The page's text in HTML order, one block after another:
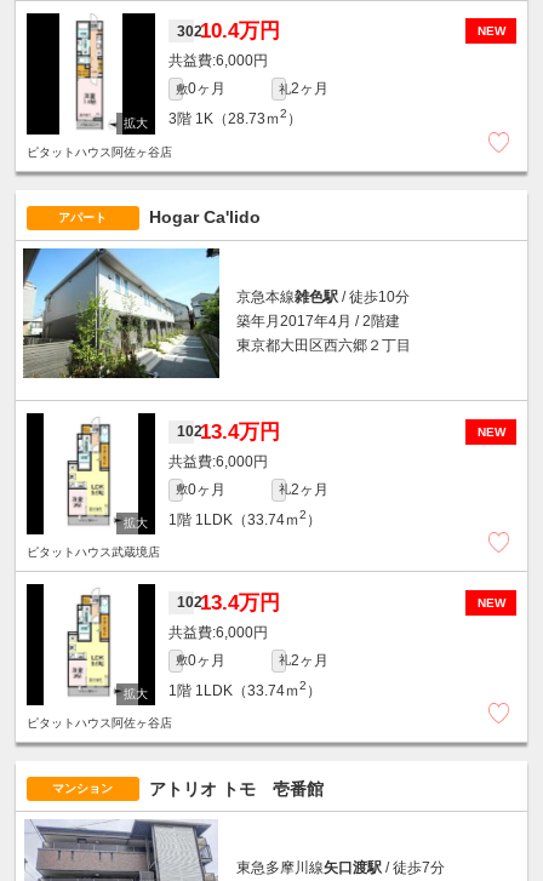
NEW
30210.4万円
6,000円
敷0ヶ月 礼2ヶ月
3階 1K（28.73ｍ2 ）
ピタットハウス阿佐ヶ谷店
アパート Hogar Ca'lido
京急本線雑色駅 / 徒歩10分
築年月2017年4月 / 2階建
東京都大田区西六郷２丁目
NEW
10213.4万円
6,000円
敷0ヶ月 礼2ヶ月
1階 1LDK（33.74ｍ2 ）
ピタットハウス武蔵境店
NEW
10213.4万円
6,000円
敷0ヶ月 礼2ヶ月
1階 1LDK（33.74ｍ2 ）
ピタットハウス阿佐ヶ谷店
マンション アトリオ トモ 壱番館
東急多摩川線矢口渡駅 / 徒歩7分